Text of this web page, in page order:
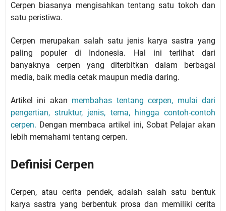
Cerpen biasanya mengisahkan tentang satu tokoh dan
satu peristiwa.
Cerpen merupakan salah satu jenis karya sastra yang
paling populer di Indonesia. Hal ini terlihat dari
banyaknya cerpen yang diterbitkan dalam berbagai
media, baik media cetak maupun media daring.
Artikel ini akan membahas tentang cerpen, mulai dari
pengertian, struktur, jenis, tema, hingga contoh-contoh
cerpen. Dengan membaca artikel ini, Sobat Pelajar akan
lebih memahami tentang cerpen.
Definisi Cerpen
Cerpen, atau cerita pendek, adalah salah satu bentuk
karya sastra yang berbentuk prosa dan memiliki cerita